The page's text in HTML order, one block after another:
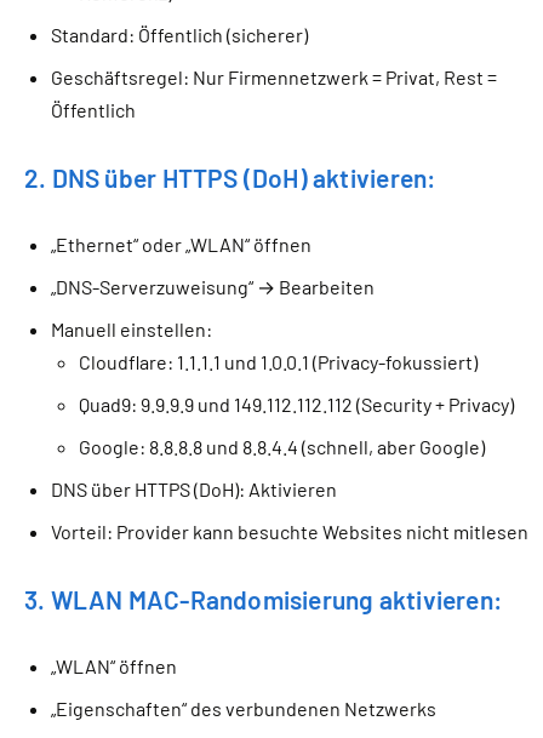
Standard: Öffentlich (sicherer)
Geschäftsregel: Nur Firmennetzwerk = Privat, Rest =
Öffentlich
2. DNS über HTTPS (DoH) aktivieren:
„Ethernet“ oder „WLAN“ öffnen
„DNS-Serverzuweisung“ → Bearbeiten
Manuell einstellen:
Cloudflare: 1.1.1.1 und 1.0.0.1 (Privacy-fokussiert)
Quad9: 9.9.9.9 und 149.112.112.112 (Security + Privacy)
Google: 8.8.8.8 und 8.8.4.4 (schnell, aber Google)
DNS über HTTPS (DoH): Aktivieren
Vorteil: Provider kann besuchte Websites nicht mitlesen
3. WLAN MAC-Randomisierung aktivieren:
„WLAN“ öffnen
„Eigenschaften“ des verbundenen Netzwerks